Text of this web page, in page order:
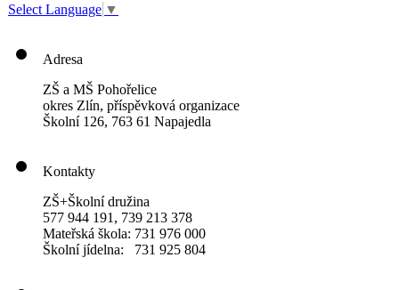
Select Language ▼
Adresa
ZŠ a MŠ Pohořelice
okres Zlín, příspěvková organizace
Školní 126, 763 61 Napajedla
Kontakty
ZŠ+Školní družina
577 944 191, 739 213 378
Mateřská škola: 731 976 000
Školní jídelna: 731 925 804